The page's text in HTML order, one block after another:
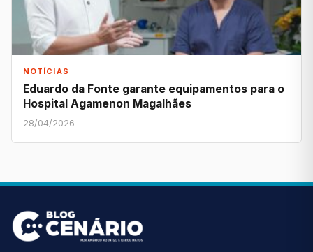
NOTÍCIAS
Eduardo da Fonte garante equipamentos para o
Hospital Agamenon Magalhães
28/04/2026